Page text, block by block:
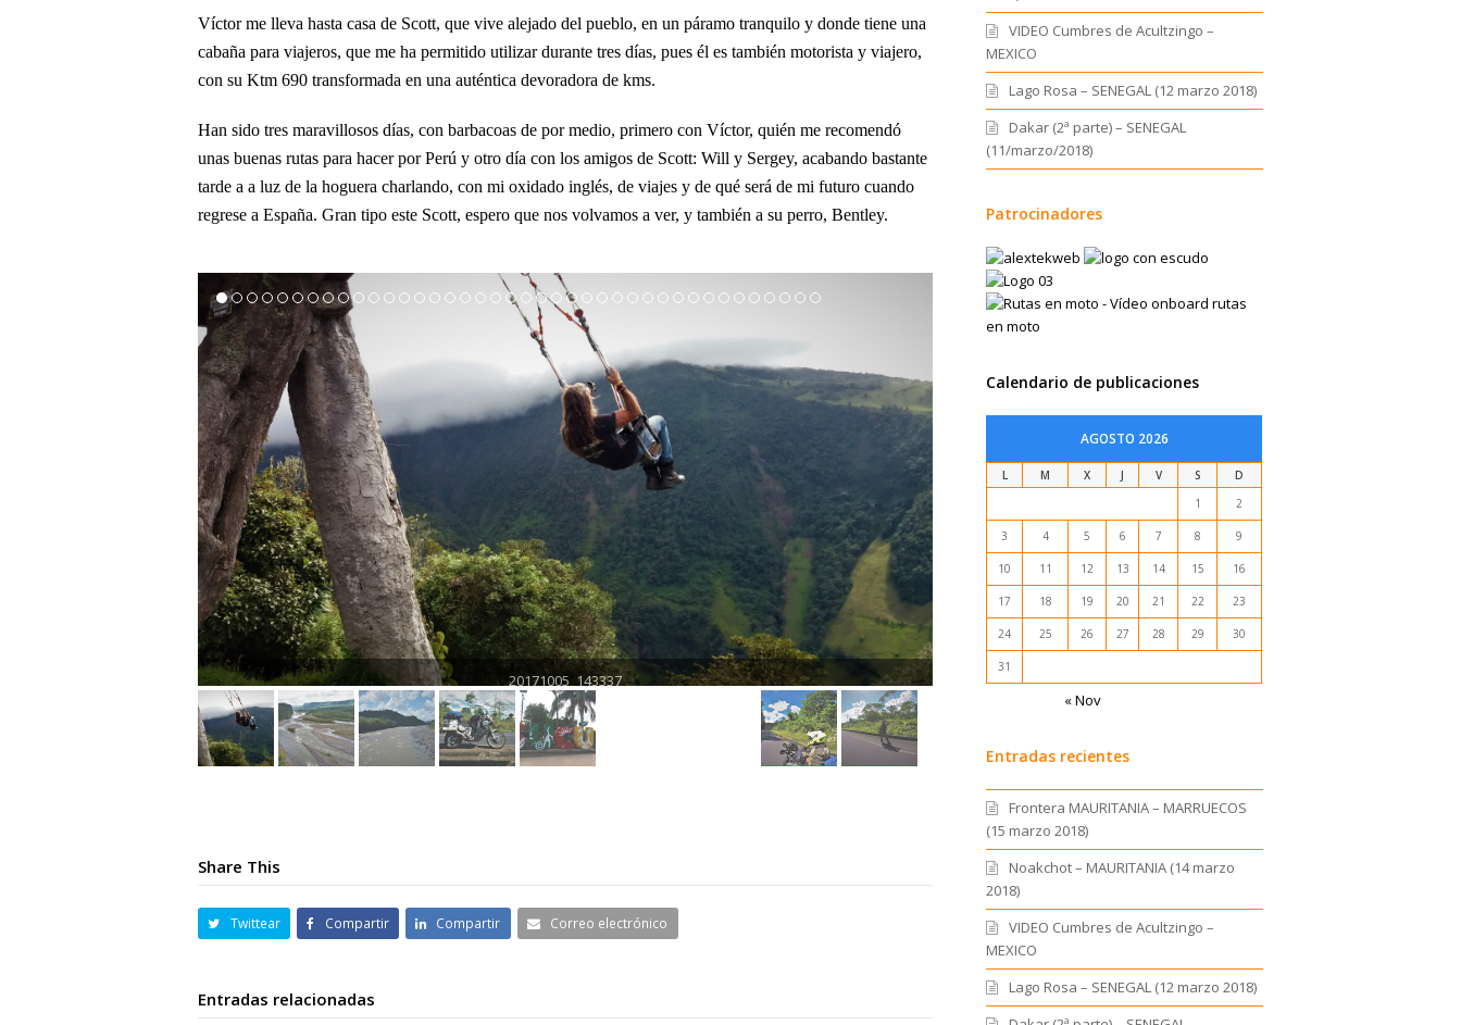
Víctor me lleva hasta casa de Scott, que vive alejado del pueblo, en un páramo tranquilo y donde tiene una
cabaña para viajeros, que me ha permitido utilizar durante tres días, pues él es también motorista y viajero,
con su Ktm 690 transformada en una auténtica devoradora de kms.
Han sido tres maravillosos días, con barbacoas de por medio, primero con Víctor, quién me recomendó
unas buenas rutas para hacer por Perú y otro día con los amigos de Scott: Will y Sergey, acabando bastante
tarde a a luz de la hoguera charlando, con mi oxidado inglés, de viajes y de qué será de mi futuro cuando
regrese a España. Gran tipo este Scott, espero que nos volvamos a ver, y también a su perro, Bentley.
Share This
Twittear Compartir Compartir Correo electrónico
Entradas relacionadas
VIDEO Cumbres de Acultzingo –
MEXICO
Lago Rosa – SENEGAL (12 marzo 2018)
Dakar (2ª parte) – SENEGAL
(11/marzo/2018)
Patrocinadores
Calendario de publicaciones
AGOSTO 2026
L M X J V S
D
1
2
3 4 5 6 7 8 9
10 11 12 13 14 15 16
17 18 19 20 21 22 23
24 25 26 27 28 29 30
31
« Nov
Entradas recientes
Frontera MAURITANIA – MARRUECOS
(15 marzo 2018)
Noakchot – MAURITANIA (14 marzo
2018)
VIDEO Cumbres de Acultzingo –
MEXICO
Lago Rosa – SENEGAL (12 marzo 2018)